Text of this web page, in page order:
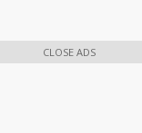
CLOSE ADS